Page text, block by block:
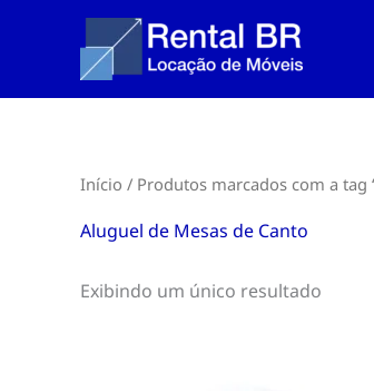
conteúdo
Início / Produtos marcados com a tag
Aluguel de Mesas de Canto
Exibindo um único resultado